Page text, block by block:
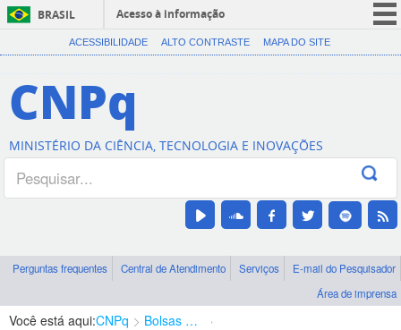
BRASIL
Acesso à informação
CORONAVÍRUS (COVID-19)
Canais
ACESSIBILIDADE ALTO CONTRASTE MAPA DO SITE
CNPq
MINISTÉRIO DA CIÊNCIA, TECNOLOGIA E INOVAÇÕES
Perguntas frequentes Central de Atendimento Serviços
E-mail do Pesquisador
Área de imprensa
Você está aqui:CNPq Bolsas e Auxílios Vigentes